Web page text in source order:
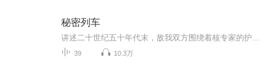
秘密列车
39 10.3万